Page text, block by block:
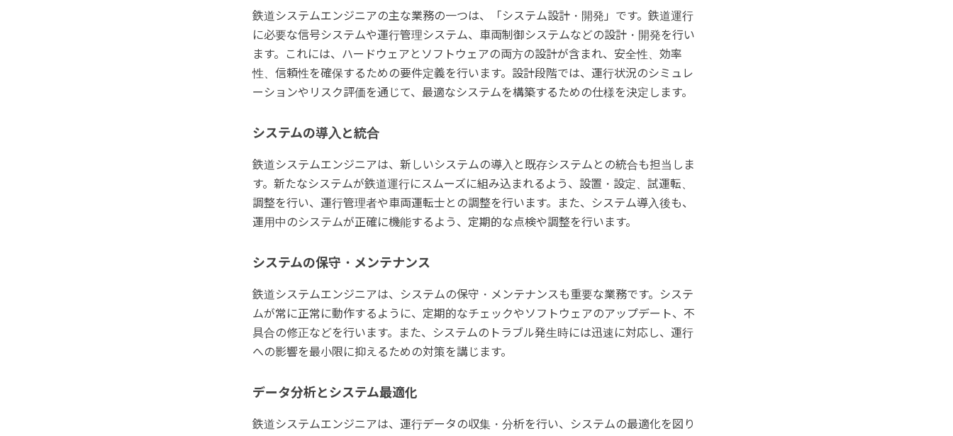
鉄道システムエンジニアの主な業務の一つは、「システム設計・開発」です。鉄道運行
に必要な信号システムや運行管理システム、車両制御システムなどの設計・開発を行い
ます。これには、ハードウェアとソフトウェアの両方の設計が含まれ、安全性、効率
性、信頼性を確保するための要件定義を行います。設計段階では、運行状況のシミュレ
ーションやリスク評価を通じて、最適なシステムを構築するための仕様を決定します。
システムの導入と統合
鉄道システムエンジニアは、新しいシステムの導入と既存システムとの統合も担当しま
す。新たなシステムが鉄道運行にスムーズに組み込まれるよう、設置・設定、試運転、
調整を行い、運行管理者や車両運転士との調整を行います。また、システム導入後も、
運用中のシステムが正確に機能するよう、定期的な点検や調整を行います。
システムの保守・メンテナンス
鉄道システムエンジニアは、システムの保守・メンテナンスも重要な業務です。システ
ムが常に正常に動作するように、定期的なチェックやソフトウェアのアップデート、不
具合の修正などを行います。また、システムのトラブル発生時には迅速に対応し、運行
への影響を最小限に抑えるための対策を講じます。
データ分析とシステム最適化
鉄道システムエンジニアは、運行データの収集・分析を行い、システムの最適化を図り